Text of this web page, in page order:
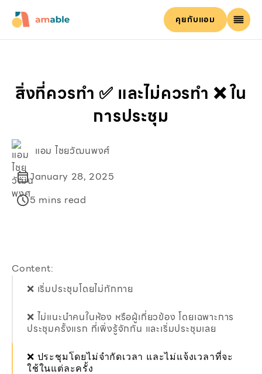
คุยกับแอม
สิ่งที่ควรทำ ✅ และไม่ควรทำ ❌ ใน
การประชุม
แอม ไชยวัฒนพงศ์
January 28, 2025
5 mins read
Content:
❌ เริ่มประชุมโดยไม่ทักทาย
❌ ไม่แนะนำคนในห้อง หรือผู้เกี่ยวข้อง โดยเฉพาะการ
ประชุมครั้งแรก ที่เพิ่งรู้จักกัน และเริ่มประชุมเลย
❌ ประชุมโดยไม่จำกัดเวลา และไม่แจ้งเวลาที่จะ
ใช้ในแต่ละครั้ง